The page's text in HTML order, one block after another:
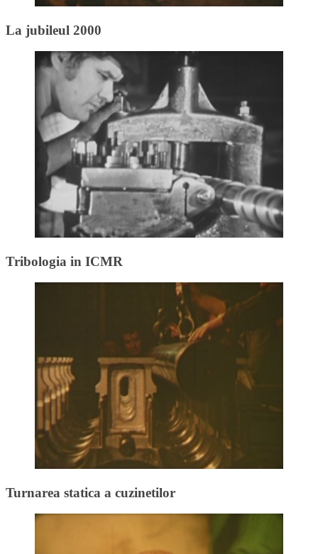
La jubileul 2000
Tribologia in ICMR
Turnarea statica a cuzinetilor